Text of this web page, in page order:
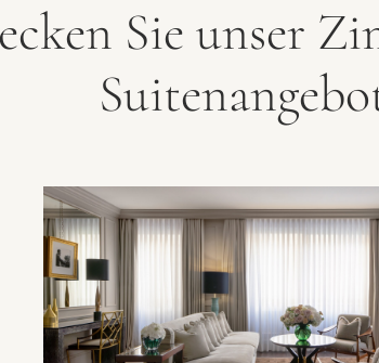
Sie unser